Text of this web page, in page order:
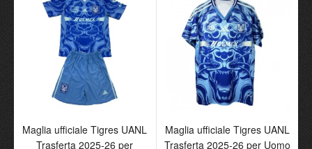
Maglia ufficiale Tigres UANL
Trasferta 2025-26 per
Maglia ufficiale Tigres UANL
Trasferta 2025-26 per Uomo